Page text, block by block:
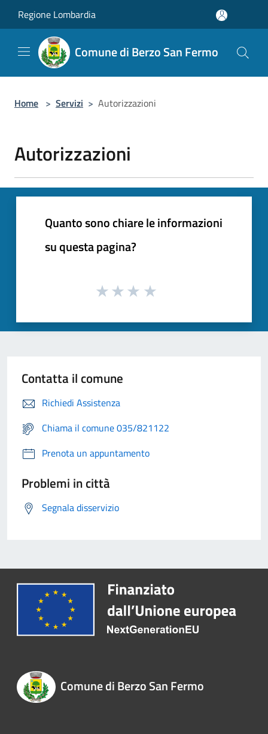
Regione Lombardia
Comune di Berzo San Fermo
Home > Servizi > Autorizzazioni
Autorizzazioni
Quanto sono chiare le informazioni
su questa pagina?
Contatta il comune
Richiedi Assistenza
Chiama il comune 035/821122
Prenota un appuntamento
Problemi in città
Segnala disservizio
Comune di Berzo San Fermo